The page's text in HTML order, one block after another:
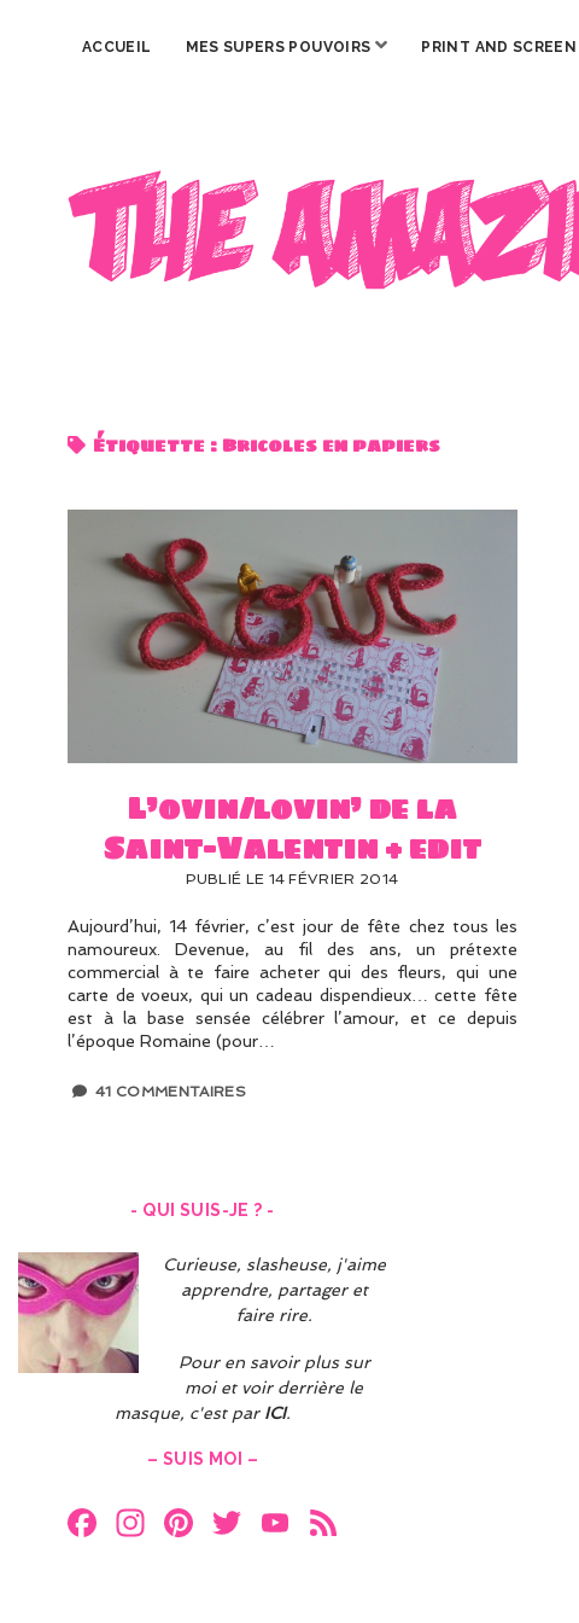
ACCUEIL MES SUPERS POUVOIRS ouvrirPRINT AND SCREEN
The
Amazing
Woman
Étiquette : Bricoles en papiers
L’ovin/lovin’ de la
Saint-Valentin + edit
PUBLIÉ LE 14 FÉVRIER 2014
Aujourd’hui, 14 février, c’est jour de fête chez tous les
namoureux. Devenue, au fil des ans, un prétexte
commercial à te faire acheter qui des fleurs, qui une
carte de voeux, qui un cadeau dispendieux… cette fête
est à la base sensée célébrer l’amour, et ce depuis
l’époque Romaine (pour…
41 COMMENTAIRES
- QUI SUIS-JE ? -
Curieuse, slasheuse, j'aime
apprendre, partager et
faire rire.
Pour en savoir plus sur
moi et voir derrière le
masque, c'est par ICI.
– SUIS MOI –
F
In Pi T
Y